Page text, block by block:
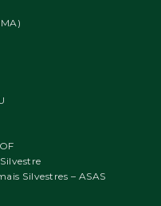
Silvestres – ASAS